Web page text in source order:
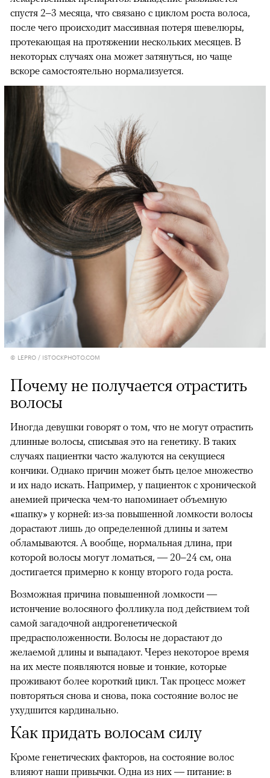
спустя 2–3 месяца, что связано с циклом роста волоса,
после чего происходит массивная потеря шевелюры,
протекающая на протяжении нескольких месяцев. В
некоторых случаях она может затянуться, но чаще
вскоре самостоятельно нормализуется.
© LEPRO / ISTOCKPHOTO.COM
Почему не получается отрастить
волосы
Иногда девушки говорят о том, что не могут отрастить
длинные волосы, списывая это на генетику. В таких
случаях пациентки часто жалуются на секущиеся
кончики. Однако причин может быть целое множество
и их надо искать. Например, у пациенток с хронической
анемией прическа чем-то напоминает объемную
«шапку» у корней: из-за повышенной ломкости волосы
дорастают лишь до определенной длины и затем
обламываются. А вообще, нормальная длина, при
которой волосы могут ломаться, — 20–24 см, она
достигается примерно к концу второго года роста.
Возможная причина повышенной ломкости —
истончение волосяного фолликула под действием той
самой загадочной андрогенетической
предрасположенности. Волосы не дорастают до
желаемой длины и выпадают. Через некоторое время
на их месте появляются новые и тонкие, которые
проживают более короткий цикл. Так процесс может
повторяться снова и снова, пока состояние волос не
ухудшится кардинально.
Как придать волосам силу
Кроме генетических факторов, на состояние волос
влияют наши привычки. Одна из них — питание: в